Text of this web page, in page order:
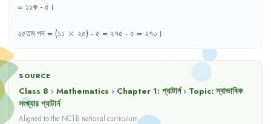
= ১১ক - ৫ ।
২৫তম পদ = (১১ \times
× ২৫) - ৫ = ২৭৫ - ৫ = ২৭০ ।
SOURCE
Class 8 › Mathematics › Chapter 1: প্যাটার্ন › Topic:স্বাভাবিক
সংখ্যার প্যাটার্ন
Aligned to the NCTB national curriculum.